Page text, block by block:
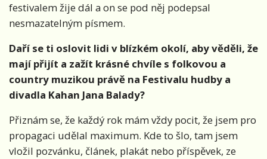
festivalem žije dál a on se pod něj podepsal
nesmazatelným písmem.
Daří se ti oslovit lidi v blízkém okolí, aby věděli, že
mají přijít a zažít krásné chvíle s folkovou a
country muzikou právě na Festivalu hudby a
divadla Kahan Jana Balady?
Přiznám se, že každý rok mám vždy pocit, že jsem pro
propagaci udělal maximum. Kde to šlo, tam jsem
vložil pozvánku, článek, plakát nebo příspěvek, ze